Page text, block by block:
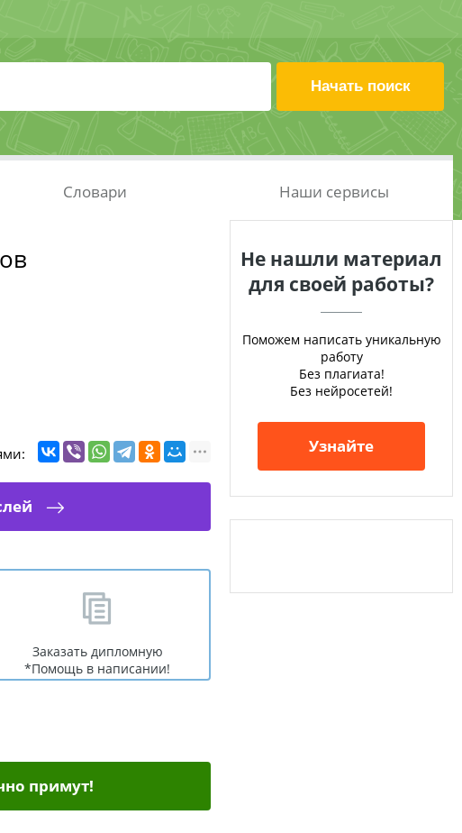
Словари Наши сервисы
Заказать дипломную
*Помощь в написании!
примут!
Не нашли материал
для своей работы?
Поможем написать уникальную
работу
Без плагиата!
Без нейросетей!
Узнайте